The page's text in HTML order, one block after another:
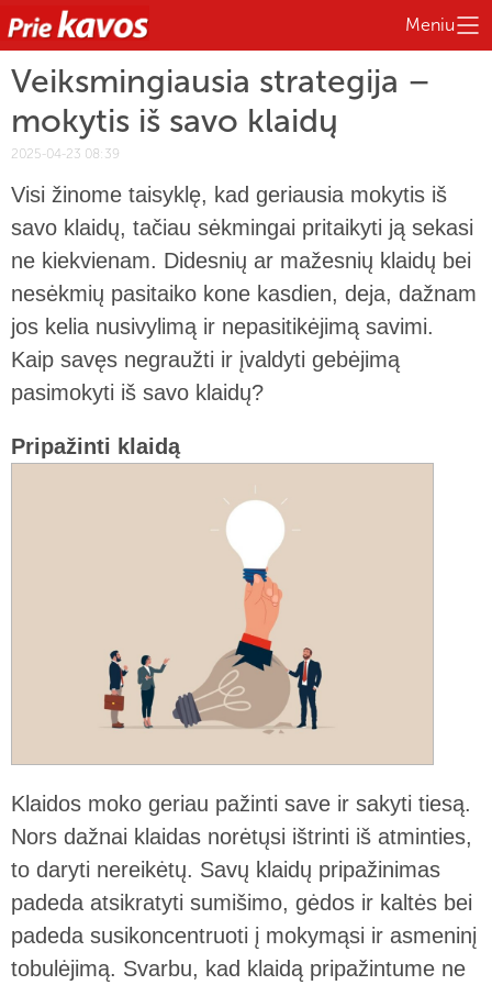
Meniu
Veiksmingiausia strategija –
mokytis iš savo klaidų
2025-04-23 08:39
Visi žinome taisyklę, kad geriausia mokytis iš
savo klaidų, tačiau sėkmingai pritaikyti ją sekasi
ne kiekvienam. Didesnių ar mažesnių klaidų bei
nesėkmių pasitaiko kone kasdien, deja, dažnam
jos kelia nusivylimą ir nepasitikėjimą savimi.
Kaip savęs negraužti ir įvaldyti gebėjimą
pasimokyti iš savo klaidų?
Pripažinti klaidą
Klaidos moko geriau pažinti save ir sakyti tiesą.
Nors dažnai klaidas norėtųsi ištrinti iš atminties,
to daryti nereikėtų. Savų klaidų pripažinimas
padeda atsikratyti sumišimo, gėdos ir kaltės bei
padeda susikoncentruoti į mokymąsi ir asmeninį
tobulėjimą. Svarbu, kad klaidą pripažintume ne